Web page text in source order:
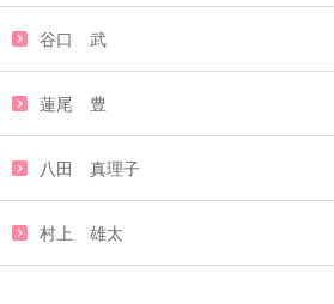
谷口 武
蓮尾 豊
八田 真理子
村上 雄太